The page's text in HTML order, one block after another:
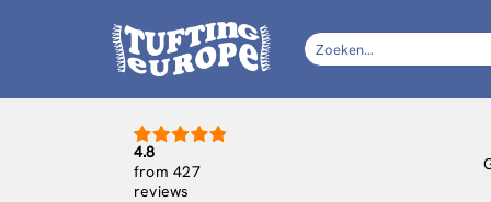
Zoeken
naar:
4.8
from 427
reviews